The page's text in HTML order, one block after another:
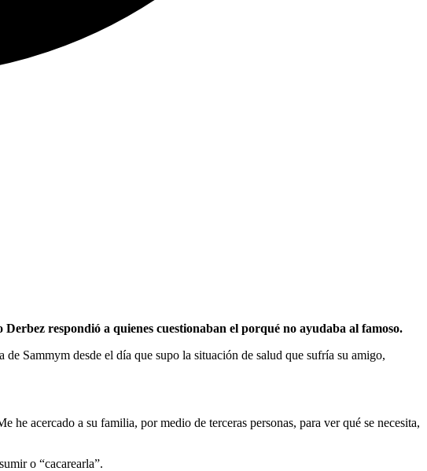
respondió a quienes cuestionaban el porqué no ayudaba al famoso.
Sammym desde el día que supo la situación de salud que sufría su amigo,
he acercado a su familia, por medio de terceras personas, para ver qué se necesita,
o “cacarearla”.